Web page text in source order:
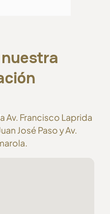
Av. Francisco Laprida
José Paso y Av.